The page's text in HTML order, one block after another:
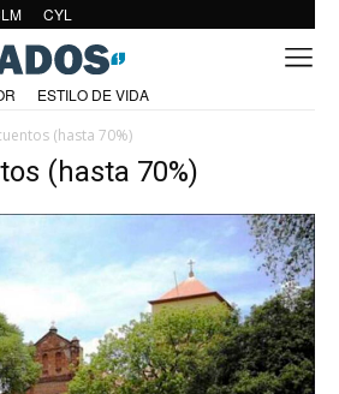
CYL
ESTILO DE VIDA
(hasta 70%)
(hasta 70%)